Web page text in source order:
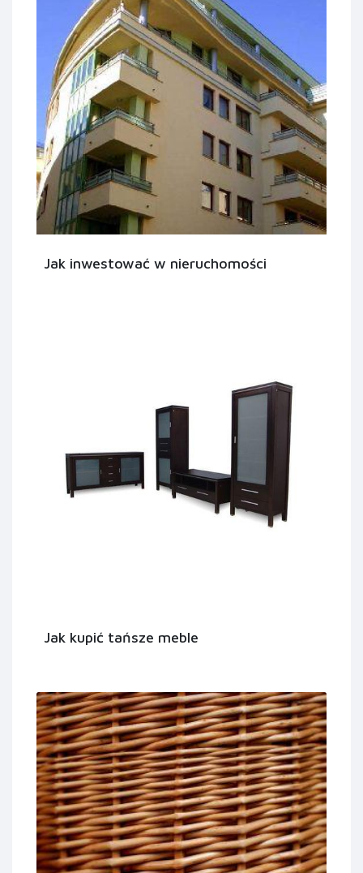
Jak inwestować w nieruchomości
Jak kupić tańsze meble